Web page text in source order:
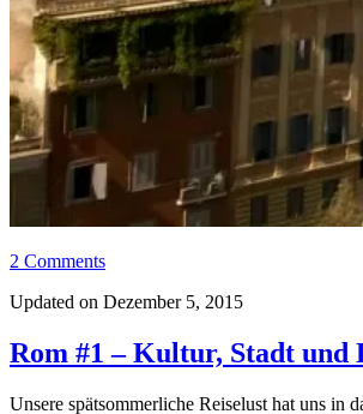
2 Comments
Updated on Dezember 5, 2015
Rom #1 – Kultur, Stadt und
Unsere spätsommerliche Reiselust hat uns in